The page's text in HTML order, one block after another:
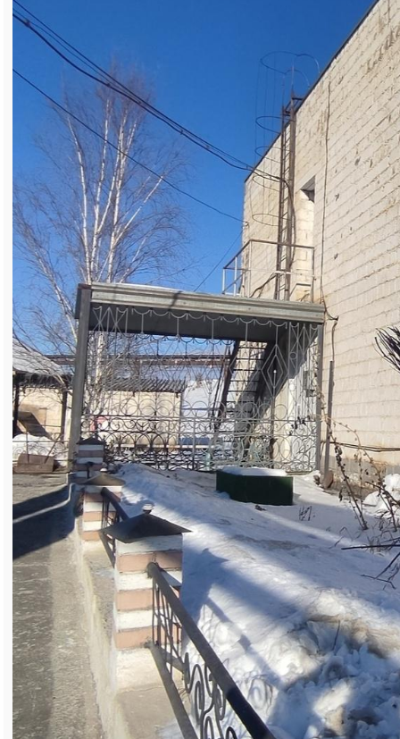
Если вы увлекаетесь фото- и
видеосъёмкой, вас привлекает
индустриальная красота, интересные
детали и уникальные моменты, связанные
с «Магнезитом», а также рассказывающие
о событиях, реализованных по инициативе
и при поддержке компании, присылайте
свои работы в редакцию (адрес
электронной почты:
afilippova@magnezit.com).